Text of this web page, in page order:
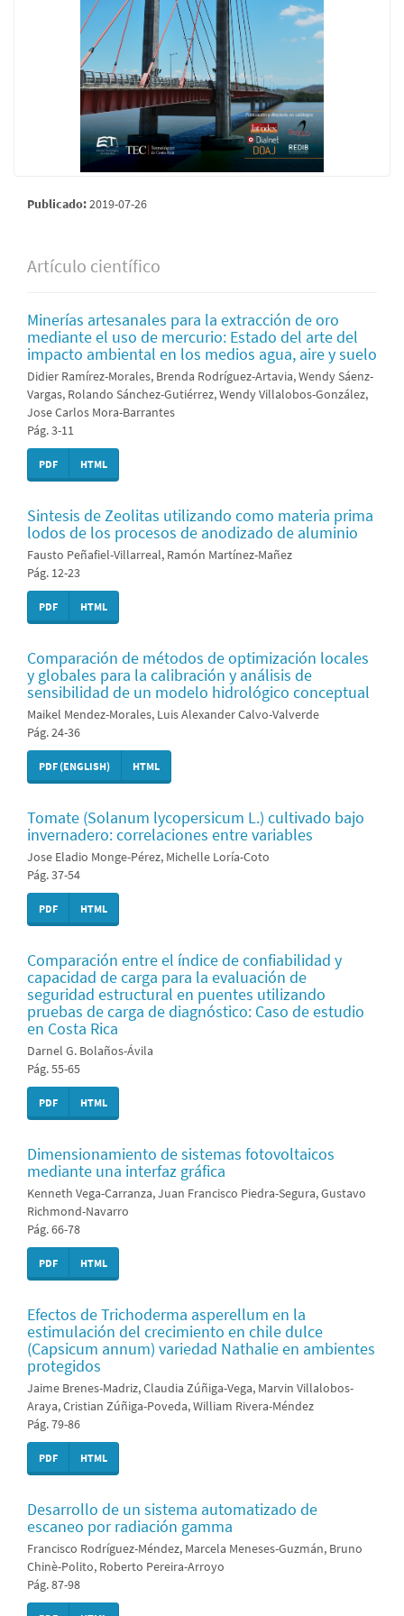
Publicado:2019-07-26
Artículo científico
Minerías artesanales para la extracción de oro
mediante el uso de mercurio: Estado del arte del
impacto ambiental en los medios agua, aire y suelo
Didier Ramírez-Morales, Brenda Rodríguez-Artavia, Wendy Sáenz-
Vargas, Rolando Sánchez-Gutiérrez, Wendy Villalobos-González,
Jose Carlos Mora-Barrantes
Pág. 3-11
PDF HTML
Sintesis de Zeolitas utilizando como materia prima
lodos de los procesos de anodizado de aluminio
Fausto Peñafiel-Villarreal, Ramón Martínez-Mañez
Pág. 12-23
PDF HTML
Comparación de métodos de optimización locales
y globales para la calibración y análisis de
sensibilidad de un modelo hidrológico conceptual
Maikel Mendez-Morales, Luis Alexander Calvo-Valverde
Pág. 24-36
PDF (ENGLISH) HTML
Tomate (Solanum lycopersicum L.) cultivado bajo
invernadero: correlaciones entre variables
Jose Eladio Monge-Pérez, Michelle Loría-Coto
Pág. 37-54
PDF HTML
Comparación entre el índice de confiabilidad y
capacidad de carga para la evaluación de
seguridad estructural en puentes utilizando
pruebas de carga de diagnóstico: Caso de estudio
en Costa Rica
Darnel G. Bolaños-Ávila
Pág. 55-65
PDF HTML
Dimensionamiento de sistemas fotovoltaicos
mediante una interfaz gráfica
Kenneth Vega-Carranza, Juan Francisco Piedra-Segura, Gustavo
Richmond-Navarro
Pág. 66-78
PDF HTML
Efectos de Trichoderma asperellum en la
estimulación del crecimiento en chile dulce
(Capsicum annum) variedad Nathalie en ambientes
protegidos
Jaime Brenes-Madriz, Claudia Zúñiga-Vega, Marvin Villalobos-
Araya, Cristian Zúñiga-Poveda, William Rivera-Méndez
Pág. 79-86
PDF HTML
Desarrollo de un sistema automatizado de
escaneo por radiación gamma
Francisco Rodríguez-Méndez, Marcela Meneses-Guzmán, Bruno
Chinè-Polito, Roberto Pereira-Arroyo
Pág. 87-98